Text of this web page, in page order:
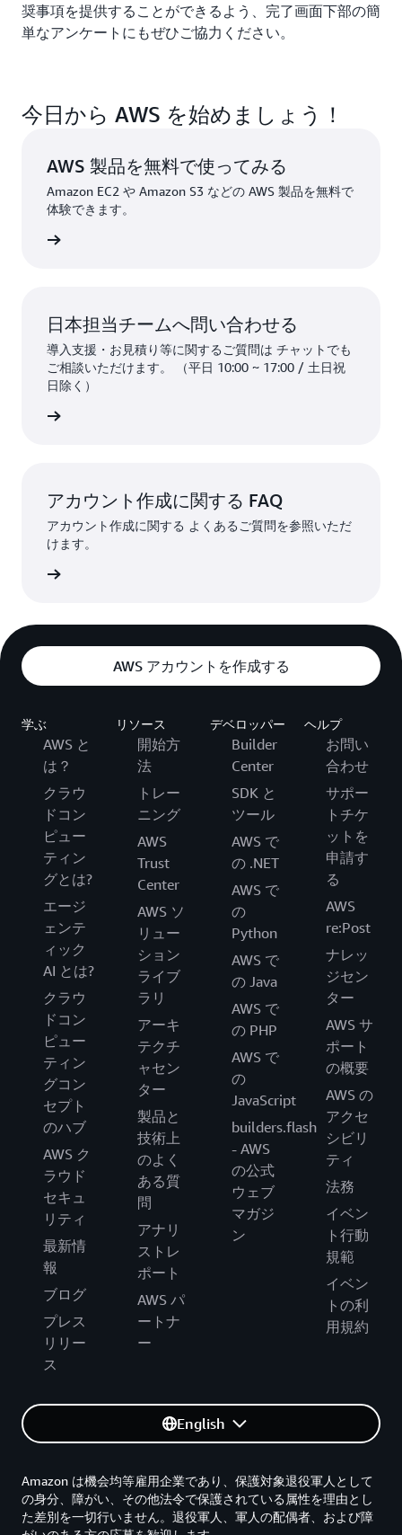
奨事項を提供することができるよう、完了画面下部の簡
単なアンケートにもぜひご協力ください。
今日から AWS を始めましょう！
AWS 製品を無料で使ってみる
Amazon EC2 や Amazon S3 などの AWS 製品を無料で
体験できます。
日本担当チームへ問い合わせる
導入支援・お見積り等に関するご質問は チャットでも
ご相談いただけます。 （平日 10:00 ~ 17:00 / 土日祝
日除く）
アカウント作成に関する FAQ
アカウント作成に関する よくあるご質問を参照いただ
けます。
AWS アカウントを作成する
学ぶ
AWS と
は？
クラウ
ドコン
ピュー
ティン
グとは?
エージ
ェンテ
ィック
AI とは?
クラウ
ドコン
ピュー
ティン
グコン
セプト
のハブ
AWS ク
ラウド
セキュ
リティ
最新情
報
ブログ
プレス
リリー
ス
リソース
開始方
法
トレー
ニング
AWS
Trust
Center
AWS ソ
リュー
ション
ライブ
ラリ
アーキ
テクチ
ャセン
ター
製品と
技術上
のよく
ある質
問
アナリ
ストレ
ポート
AWS パ
ートナ
ー
デベロッパー
Builder
Center
SDK と
ツール
AWS で
の .NET
AWS で
の
Python
AWS で
の Java
AWS で
の PHP
AWS で
の
JavaScript
builders.flash
- AWS
の公式
ウェブ
マガジ
ン
ヘルプ
お問い
合わせ
サポー
トチケ
ットを
申請す
る
AWS
re:Post
ナレッ
ジセン
ター
AWS サ
ポート
の概要
AWS の
アクセ
シビリ
ティ
法務
イベン
ト行動
規範
イベン
トの利
用規約
English
Amazon は機会均等雇用企業であり、保護対象退役軍人として
の身分、障がい、その他法令で保護されている属性を理由とし
た差別を一切行いません。退役軍人、軍人の配偶者、および障